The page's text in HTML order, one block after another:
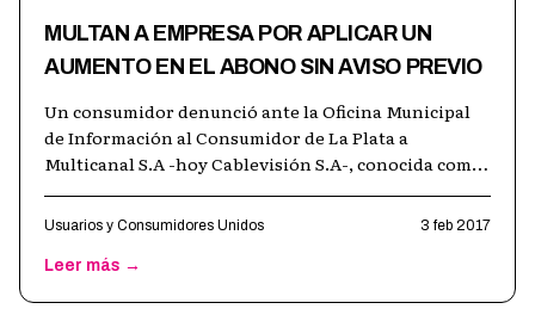
MULTAN A EMPRESA POR APLICAR UN
AUMENTO EN EL ABONO SIN AVISO PREVIO
Un consumidor denunció ante la Oficina Municipal
de Información al Consumidor de La Plata a
Multicanal S.A -hoy Cablevisión S.A-, conocida como
Usuarios y Consumidores Unidos 3 feb 2017
Leer más →